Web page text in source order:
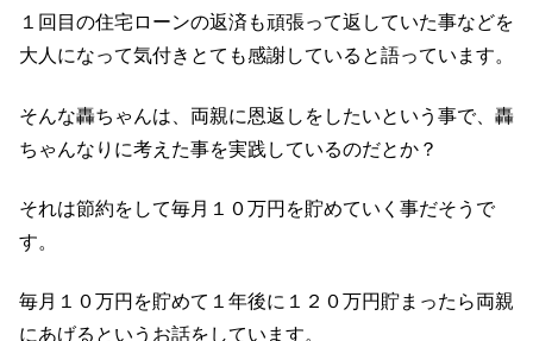
１回目の住宅ローンの返済も頑張って返していた事などを
大人になって気付きとても感謝していると語っています。
そんな轟ちゃんは、両親に恩返しをしたいという事で、轟
ちゃんなりに考えた事を実践しているのだとか？
それは節約をして毎月１０万円を貯めていく事だそうで
す。
毎月１０万円を貯めて１年後に１２０万円貯まったら両親
にあげるというお話をしています。